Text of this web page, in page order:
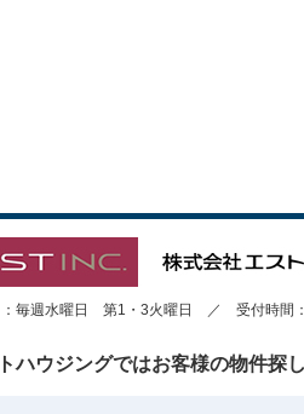
：毎週水曜日 第1・3火曜日 ／ 受付時間
ハウジングではお客様の物件探